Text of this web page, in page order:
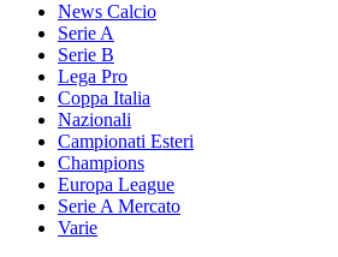
News Calcio
Serie A
Serie B
Lega Pro
Coppa Italia
Nazionali
Campionati Esteri
Champions
Europa League
Serie A Mercato
Varie